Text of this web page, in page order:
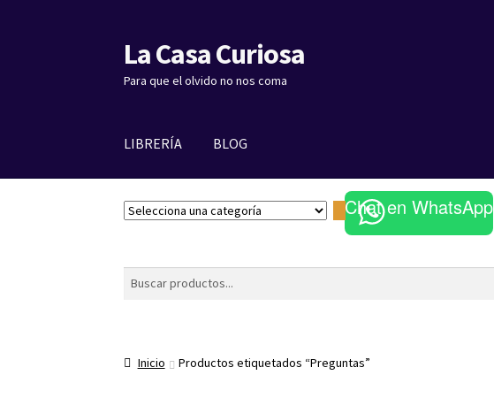
Ir
a
la
Ir
al
contenido
La Casa Curiosa
Para que el olvido no nos coma
LIBRERÍA BLOG
S
e
n
Chat en WhatsApp
Buscar
Inicio Productos etiquetados “Preguntas”